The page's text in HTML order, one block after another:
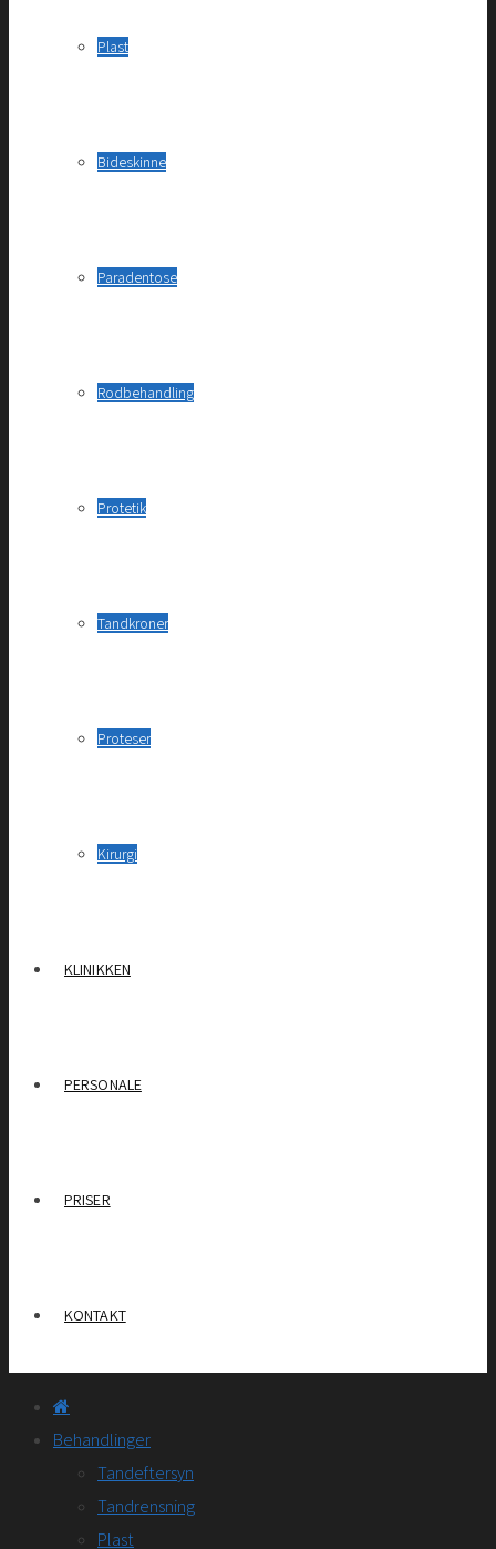
Plast
Bideskinne
Paradentose
Rodbehandling
Protetik
Tandkroner
Proteser
Kirurgi
KLINIKKEN
PERSONALE
PRISER
KONTAKT
Behandlinger
Tandeftersyn
Tandrensning
Plast